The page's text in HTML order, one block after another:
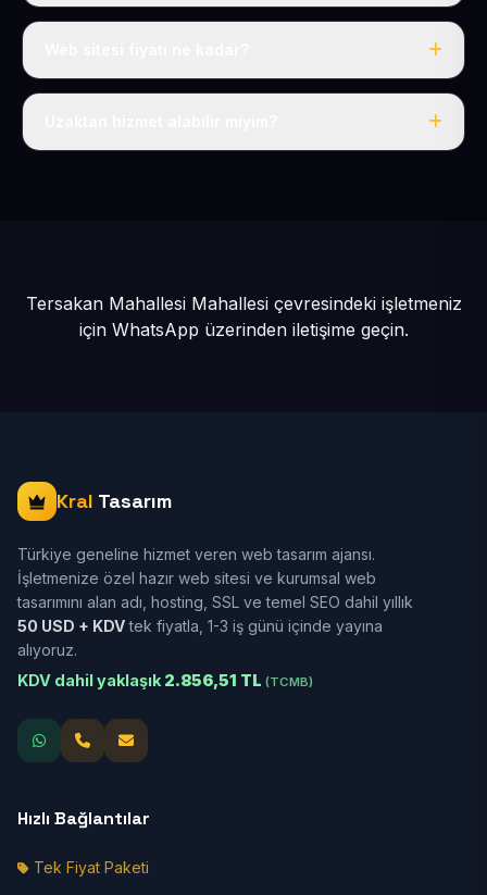
Evet, Tersakan Mahallesi dahil tüm Pınarbaşı ve
Tek fiyat: yılda 50 USD + KDV, her şey dahil.
Tersakan Mahallesi Mahallesi çevresindeki işletmeniz
için WhatsApp üzerinden iletişime geçin.
Kral Tasarım
Türkiye geneline hizmet veren web tasarım ajansı.
İşletmenize özel hazır web sitesi ve kurumsal web
tasarımını alan adı, hosting, SSL ve temel SEO dahil yıllık
50 USD + KDVtek fiyatla, 1-3 iş günü içinde yayına
alıyoruz.
KDV dahil yaklaşık 2.856,51 TL (TCMB)
Hızlı Bağlantılar
Tek Fiyat Paketi